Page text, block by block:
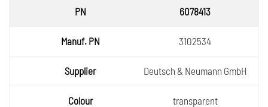
6078413
3102534
Deutsch & Neumann GmbH
transparent